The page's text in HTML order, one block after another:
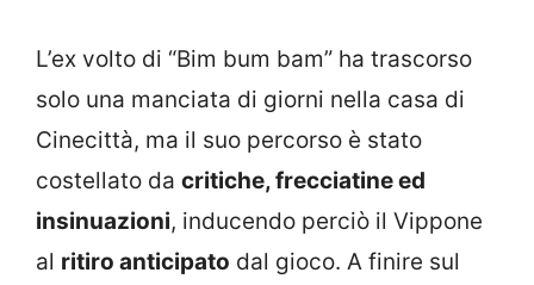
L’ex volto di “Bim bum bam” ha trascorso
solo una manciata di giorni nella casa di
Cinecittà, ma il suo percorso è stato
costellato da critiche, frecciatine ed
insinuazioni, inducendo perciò il Vippone
al ritiro anticipato dal gioco. A finire sul